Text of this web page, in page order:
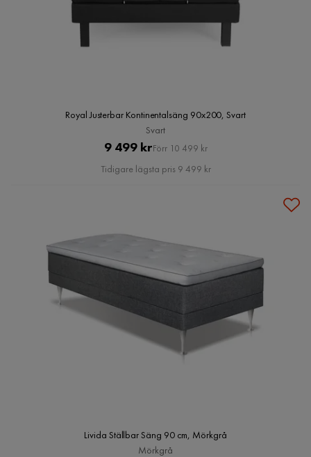
Royal Justerbar Kontinentalsäng 90x200, Svart
Svart
Pris
9 499 krOriginal
Pris
Förr 10 499 kr
Tidigare lägsta pris 9 499 kr
Livida Ställbar Säng 90 cm, Mörkgrå
Mörkgrå